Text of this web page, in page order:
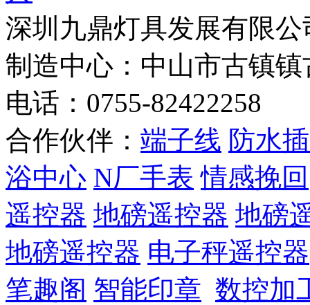
深圳九鼎灯具发展有
制造中心：中山市古镇
电话：0755-
合作伙伴： 端子线 防水
浴中心 N厂手表 情感挽回
遥控器 地磅遥控器 地磅
地磅遥控器 电子秤遥控器
笔趣阁 智能印章 数控加